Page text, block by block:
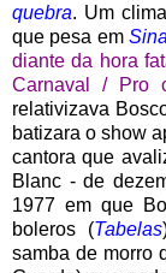
quebra. Um
que pesa em
diante da hora
Carnaval / Pro
relativizava
batizara o show
cantora que
Blanc - de
1977 em que
boleros (Tabelas
samba de morro